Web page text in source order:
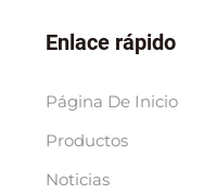
Enlace rápido
Página De Inicio
Productos
Noticias